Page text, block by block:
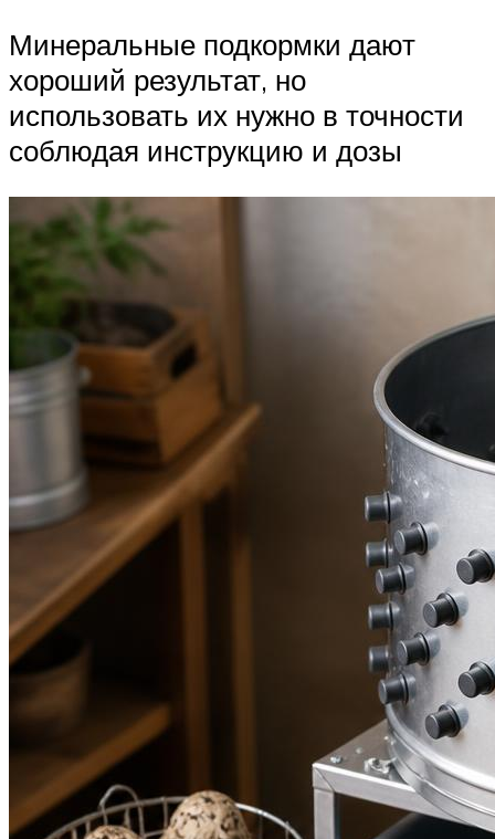
Минеральные подкормки дают
хороший результат, но
использовать их нужно в точности
соблюдая инструкцию и дозы